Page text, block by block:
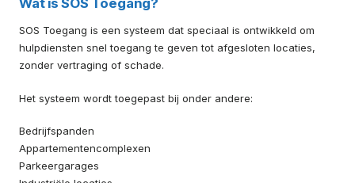
Wat is SOS Toegang?
SOS Toegang is een systeem dat speciaal is ontwikkeld om
hulpdiensten snel toegang te geven tot afgesloten locaties,
zonder vertraging of schade.
Het systeem wordt toegepast bij onder andere:
Bedrijfspanden
Appartementencomplexen
Parkeergarages